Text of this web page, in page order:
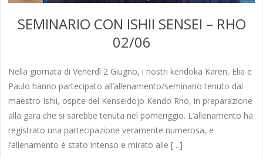
SEMINARIO CON ISHII SENSEI – RHO
02/06
Nella giornata di Venerdì 2 Giugno, i nostri kendoka Karen, Elia e
Paulo hanno partecipato all’allenamento/seminario tenuto dal
maestro Ishii, ospite del Kenseidojo Kendo Rho, in preparazione
alla gara che si sarebbe tenuta nel pomeriggio. L’allenamento ha
registrato una partecipazione veramente numerosa, e
l’allenamento è stato intenso e mirato alle […]